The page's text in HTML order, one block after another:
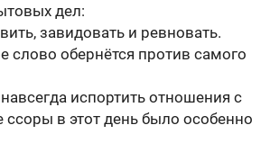
дел:
завидовать и ревновать.
слово обернётся против самого
испортить отношения с
в этот день было особенно